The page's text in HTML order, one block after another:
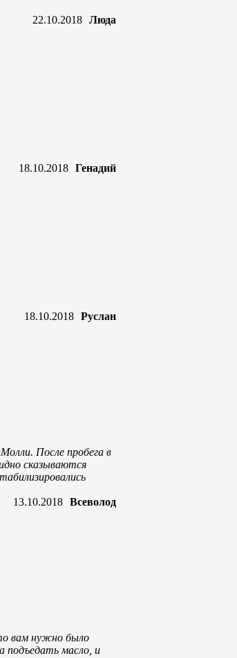
22.10.2018 Люда
18.10.2018 Генадий
18.10.2018 Руслан
После пробега в
сказываются
13.10.2018 Всеволод
вам нужно было
подъедать масло, и